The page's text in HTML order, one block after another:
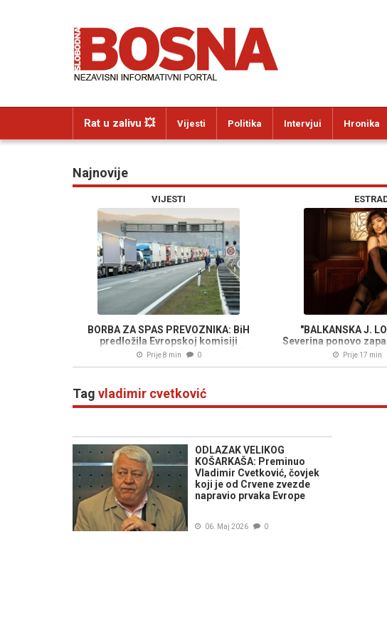
Rat u zalivu 💥 Vijesti Politika Intervjui Hronika
Najnovije
VIJESTI
BORBA ZA SPAS PREVOZNIKA: BiH
predložila Evropskoj komisiji
privremeno rješenje za vozače u EU,
Prije 8 min 0
"BALKANSKA J.
Severina ponovo
u
Prije 17 min
Tag vladimir cvetković
ODLAZAK VELIKOG
KOŠARKAŠA: Preminuo
Vladimir Cvetković, čovjek
koji je od Crvene zvezde
napravio prvaka Evrope
06. Maj 2026 0